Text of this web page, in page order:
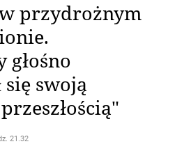
przydrożnym
głośno
się swoją
21.32